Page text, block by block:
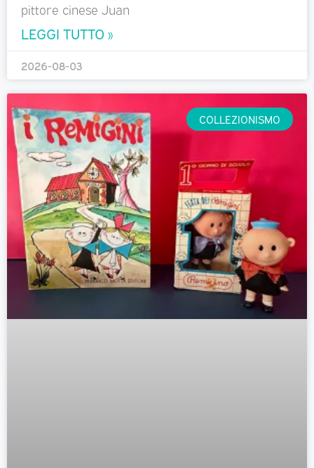
pittore cinese Juan
LEGGI TUTTO »
2026-08-03
COLLEZIONISMO